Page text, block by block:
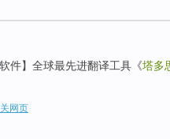
件】全球最先进翻译工具《塔多
网页